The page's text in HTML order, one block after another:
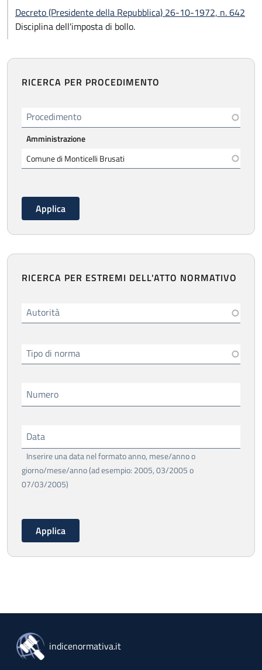
Decreto (Presidente della Repubblica) 26-10-1972, n. 642
Disciplina dell'imposta di bollo.
RICERCA PER PROCEDIMENTO
Procedimento
Amministrazione
RICERCA PER ESTREMI DELL'ATTO NORMATIVO
Autorità
Tipo di norma
Numero
Data
Inserire una data nel formato anno, mese/anno o
giorno/mese/anno (ad esempio: 2005, 03/2005 o
07/03/2005)
indicenormativa.it